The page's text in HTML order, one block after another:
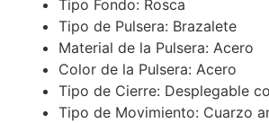
Tipo Fondo: Rosca
Tipo de Pulsera: Brazalete
Material de la Pulsera: Acero
Color de la Pulsera: Acero
Tipo de Cierre: Desplegable
Tipo de Movimiento: Cuarzo